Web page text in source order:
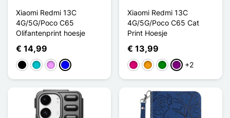
Xiaomi Redmi 13C
4G/5G/Poco C65
Olifantenprint hoesje
€ 14,99
ZwartTurkooisLicht Violet
Blauw
Xiaomi Redmi 13C
4G/5G/Poco C65 Cat
Print Hoesje
€ 13,99
Magenta
OranjeGroenPurper
+2